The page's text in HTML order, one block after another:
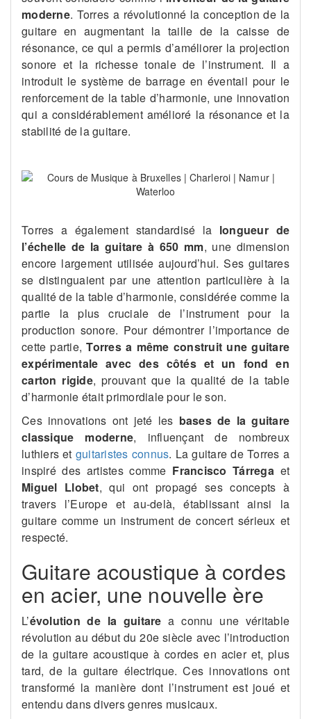
moderne. Torres a révolutionné la conception de la
guitare en augmentant la taille de la caisse de
résonance, ce qui a permis d’améliorer la projection
sonore et la richesse tonale de l’instrument. Il a
introduit le système de barrage en éventail pour le
renforcement de la table d’harmonie, une innovation
qui a considérablement amélioré la résonance et la
stabilité de la guitare.
Torres a également standardisé la longueur de
l’échelle de la guitare à 650 mm, une dimension
encore largement utilisée aujourd’hui. Ses guitares
se distinguaient par une attention particulière à la
qualité de la table d’harmonie, considérée comme la
partie la plus cruciale de l’instrument pour la
production sonore. Pour démontrer l’importance de
cette partie,Torres a même construit une guitare
expérimentale avec des côtés et un fond en
carton rigide, prouvant que la qualité de la table
d’harmonie était primordiale pour le son.
Ces innovations ont jeté les bases de la guitare
classique moderne, influençant de nombreux
luthiers et guitaristes connus. La guitare de Torres a
inspiré des artistes comme Francisco Tárregaet
Miguel Llobet, qui ont propagé ses concepts à
travers l’Europe et au-delà, établissant ainsi la
guitare comme un instrument de concert sérieux et
respecté.
Guitare acoustique à cordes
en acier, une nouvelle ère
L’évolution de la guitare a connu une véritable
révolution au début du 20e siècle avec l’introduction
de la guitare acoustique à cordes en acier et, plus
tard, de la guitare électrique. Ces innovations ont
transformé la manière dont l’instrument est joué et
entendu dans divers genres musicaux.